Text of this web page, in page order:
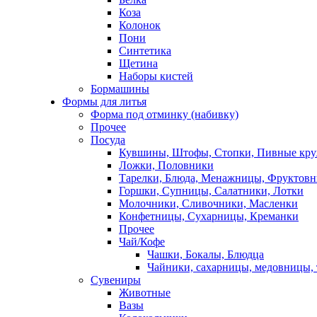
Коза
Колонок
Пони
Синтетика
Щетина
Наборы кистей
Бормашины
Формы для литья
Форма под отминку (набивку)
Прочее
Посуда
Кувшины, Штофы, Стопки, Пивные
Ложки, Половники
Тарелки, Блюда, Менажницы,
Горшки, Супницы, Салатники, Лотки
Молочники, Сливочники, Масленки
Конфетницы, Сухарницы, Креманки
Прочее
Чай/Кофе
Чашки, Бокалы, Блюдца
Чайники, сахарницы, медовницы,
Сувениры
Животные
Вазы